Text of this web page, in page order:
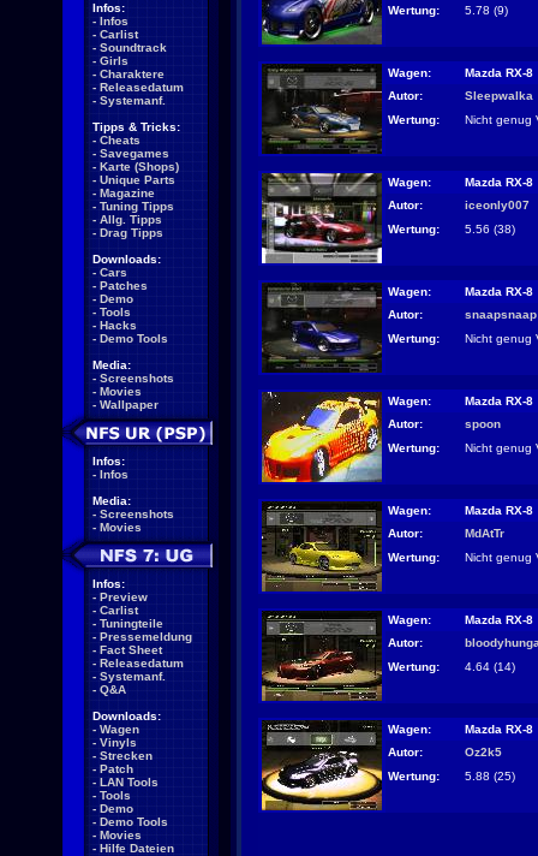
Infos:
- Infos
- Carlist
- Soundtrack
- Girls
- Charaktere
- Releasedatum
- Systemanf.
Tipps & Tricks:
- Cheats
- Savegames
- Karte (Shops)
- Unique Parts
- Magazine
- Tuning Tipps
- Allg. Tipps
- Drag Tipps
Downloads:
- Cars
- Patches
- Demo
- Tools
- Hacks
- Demo Tools
Media:
- Screenshots
- Movies
- Wallpaper
Infos:
- Infos
Media:
- Screenshots
- Movies
Infos:
- Preview
- Carlist
- Tuningteile
- Pressemeldung
- Fact Sheet
- Releasedatum
- Systemanf.
- Q&A
Downloads:
- Wagen
- Vinyls
- Strecken
- Patch
- LAN Tools
- Tools
- Demo
- Demo Tools
- Movies
- Hilfe Dateien
Wertung:
5.78 (9)
Wagen:
Mazda RX-8
Autor:
Sleepwalka
Wertung:
Nicht genug
Wagen:
Mazda RX-8
Autor:
iceonly007
Wertung:
5.56 (38)
Wagen:
Mazda RX-8
Autor:
snaapsnaap
Wertung:
Nicht genug
Wagen:
Mazda RX-8
Autor:
spoon
Wertung:
Nicht genug
Wagen:
Mazda RX-8
Autor:
MdAtTr
Wertung:
Nicht genug
Wagen:
Mazda RX-8
Autor:
Wertung:
4.64 (14)
Wagen:
Mazda RX-8
Autor:
Oz2k5
Wertung:
5.88 (25)